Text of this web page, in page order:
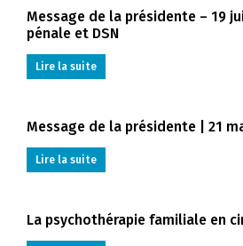
Message de la présidente – 19
pénale et DSN
Lire la suite
Message de la présidente | 21
Lire la suite
La psychothérapie familiale en